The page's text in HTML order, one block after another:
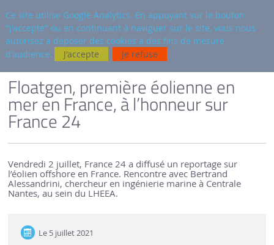
fr
Ce site utilise Google Analytics. En appuyant sur le bouton
"j'accepte" ou en continuant à naviguer sur le site, vous nous
autorisez à déposer des cookies à des fins de mesure
d'audience.
J'accepte Je refuse
Floatgen, première éolienne en
mer en France, à l’honneur sur
France 24
Vendredi 2 juillet, France 24 a diffusé un reportage sur
l’éolien offshore en France. Rencontre avec Bertrand
Alessandrini, chercheur en ingénierie marine à Centrale
Nantes, au sein du LHEEA.
Le 5 juillet 2021